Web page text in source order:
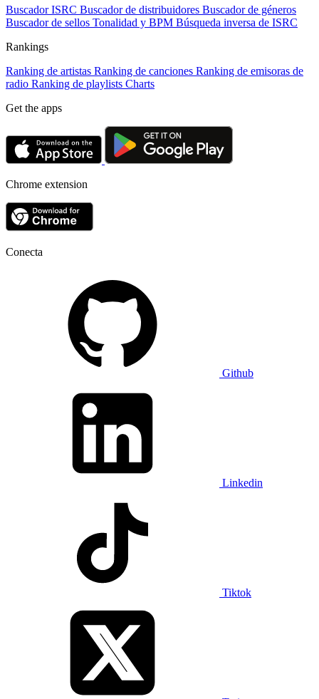
Buscador ISRC Buscador de distribuidores Buscador de géneros
Buscador de sellos Tonalidad y BPM Búsqueda inversa de ISRC
Rankings
Ranking de artistas Ranking de canciones Ranking de emisoras de
radio Ranking de playlists Charts
Get the apps
Chrome extension
Conecta
Github
Linkedin
Tiktok